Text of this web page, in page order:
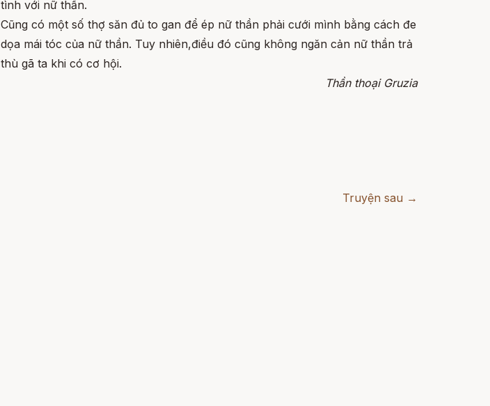
tình với nữ thần.
Cũng có một số thợ săn đủ to gan để ép nữ thần phải cưới mình bằng cách đe
dọa mái tóc của nữ thần. Tuy nhiên,điều đó cũng không ngăn cản nữ thần trả
thù gã ta khi có cơ hội.
Thần thoại Gruzia
Truyện sau →